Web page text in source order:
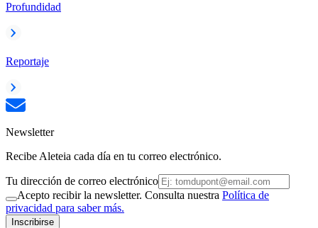
Profundidad
Reportaje
Newsletter
Recibe Aleteia cada día en tu correo electrónico.
Tu dirección de correo electrónico
Acepto recibir la newsletter. Consulta nuestra Política de
privacidad para saber más.
Inscribirse